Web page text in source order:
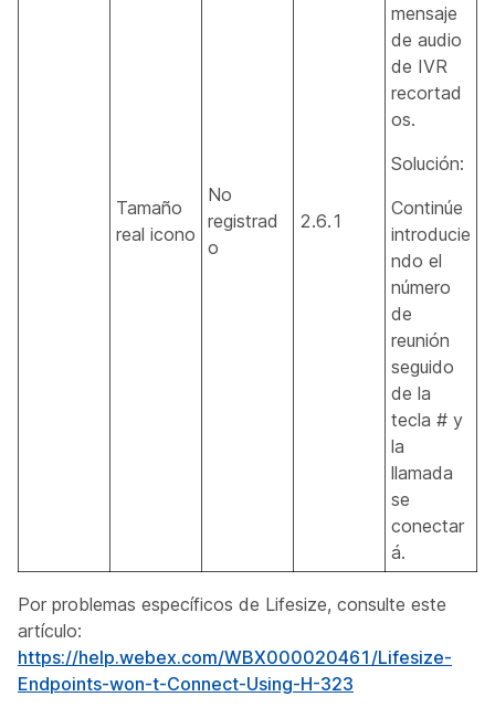
Tamaño
real icono
No
registrad
o
2.6.1
mensaje
de audio
de IVR
recortad
os.
Solución:
Continúe
introducie
ndo el
número
de
reunión
seguido
de la
tecla # y
la
llamada
se
conectar
á.
Por problemas específicos de Lifesize, consulte este
artículo:
https://help.webex.com/WBX000020461/Lifesize-
Endpoints-won-t-Connect-Using-H-323